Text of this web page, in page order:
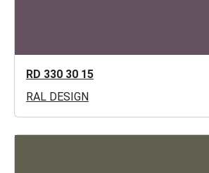
RD 330 30 15
RAL DESIGN